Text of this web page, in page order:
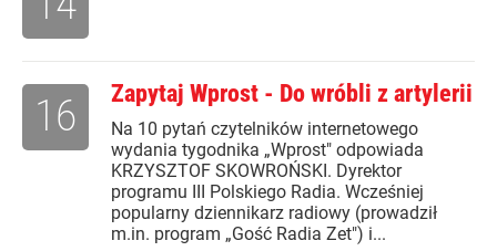
Zapytaj Wprost - Do wróbli z artylerii
Na 10 pytań czytelników internetowego
wydania tygodnika „Wprost" odpowiada
KRZYSZTOF SKOWROŃSKI. Dyrektor
programu III Polskiego Radia. Wcześniej
popularny dziennikarz radiowy (prowadził
m.in. program „Gość Radia Zet") i...
16